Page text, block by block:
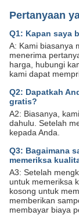
Pertanyaan
Q1: Kapan saya
A: Kami biasanya
menerima
harga, hubungi
kami dapat
Q2: Dapatkah
gratis?
A2: Biasanya,
dahulu. Setelah
kepada Anda.
Q3: Bagaimana
memeriksa
A3: Setelah
untuk memeriksa
kosong untuk
memberikan
membayar biaya